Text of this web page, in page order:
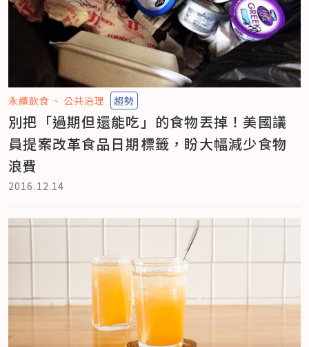
永續飲食 公共治理 趨勢
別把「過期但還能吃」的食物丟掉！美國議
員提案改革食品日期標籤，盼大幅減少食物
浪費
2016.12.14